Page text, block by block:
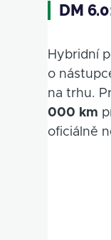
DM
Hybridní
o
na trhu.
000 km
oficiálně